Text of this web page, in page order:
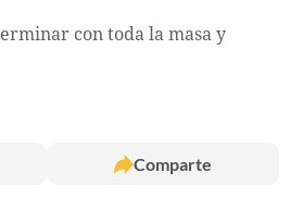
con toda la masa y
Comparte